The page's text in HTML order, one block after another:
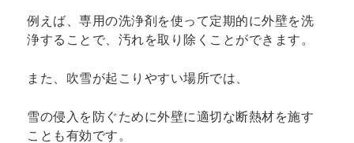
例えば、専用の洗浄剤を使って定期的に外壁を洗
浄することで、汚れを取り除くことができます。
また、吹雪が起こりやすい場所では、
雪の侵入を防ぐために外壁に適切な断熱材を施す
ことも有効です。